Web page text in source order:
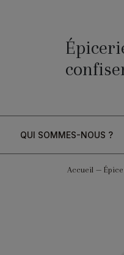
QUI SOMMES-NOUS ?
Accueil—